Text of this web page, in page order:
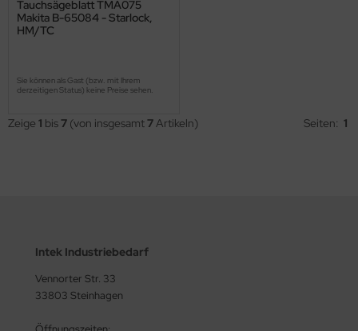
Tauchsägeblatt TMA075
Makita B-65084 - Starlock,
HM/TC
Sie können als Gast (bzw. mit Ihrem
derzeitigen Status) keine Preise sehen.
Zeige 1 bis7 (von insgesamt7Artikeln) Seiten: 1
Intek Industriebedarf
Vennorter Str. 33
33803 Steinhagen